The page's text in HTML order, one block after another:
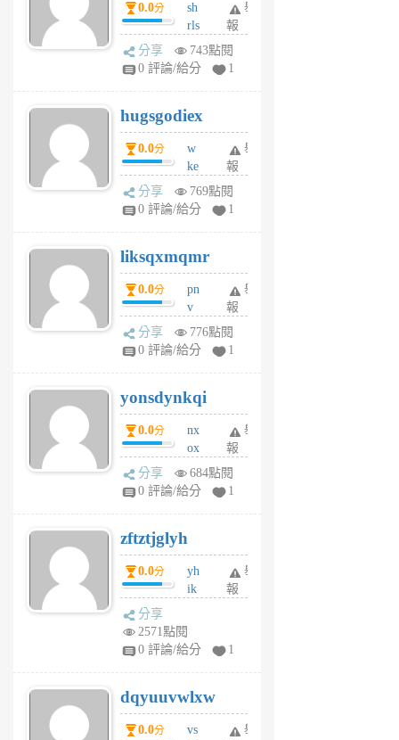
月
前
0.0分
sh
rls
k
m
6
個
月
前
舉
報
分享
743點閱
0 評論/給分
1
hugsgodiex
0.0分
w
ke
rv
pj
6
個
月
前
舉
報
分享
769點閱
0 評論/給分
1
liksqxmqmr
0.0分
pn
v
wt
sv
6
個
月
前
舉
報
分享
776點閱
0 評論/給分
1
yonsdynkqi
0.0分
nx
ox
rh
pe
月
前
舉
報
分享
684點閱
0 評論/給分
1
zftztjglyh
0.0分
yh
ik
tu
6
個
月
舉
報
分享
2571點閱
0 評論/給分
1
dqyuuvwlxw
0.0分
vs
舉